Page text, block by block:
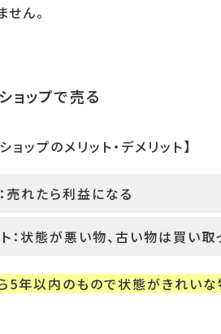
ん。
ョップで売る
ョップのメリット・デメリット】
売れたら利益になる
：状態が悪い物、古い物は買い取
5年以内のもので状態がきれいな